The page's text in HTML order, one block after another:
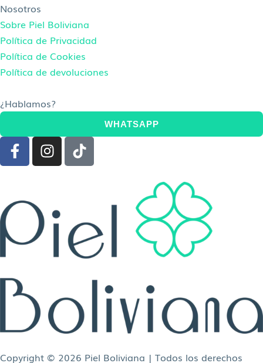
Nosotros
Sobre Piel Boliviana
Política de Privacidad
Política de Cookies
Política de devoluciones
¿Hablamos?
WHATSAPP
F
a
c
b
k
f
I
n
s
g
m
T
i
k
Copyright © 2026 Piel Boliviana | Todos los derechos